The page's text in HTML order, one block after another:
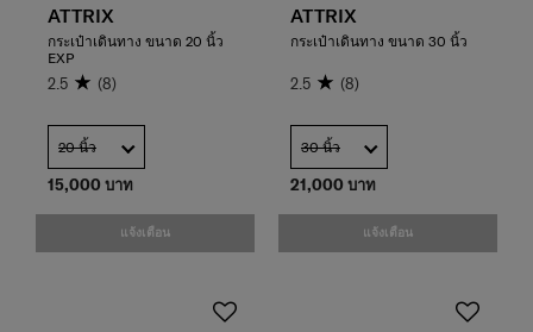
15,000 บาท
แจ้งเตือน
ATTRIX
กระเป๋าเดินทาง ขนาด 20 นิ้ว
EXP
2.5 (8)
20 นิ้ว
21,000 บาท
แจ้งเตือน
ATTRIX
กระเป๋าเดินทาง ขนาด 30 นิ้ว
2.5 (8)
30 นิ้ว